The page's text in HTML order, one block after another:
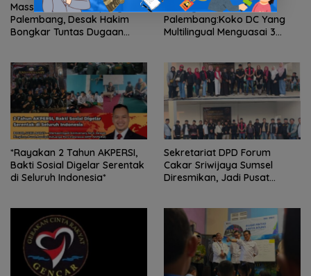
Massa SIRA-PST Kepung PN
Palembang, Desak Hakim
Bongkar Tuntas Dugaan
MC Legend Asal
Palembang:Koko DC Yang
Multilingual Menguasai 3
Nasional”
*Rayakan 2 Tahun AKPERSI,
Bakti Sosial Digelar Serentak
di Seluruh Indonesia*
Sekretariat DPD Forum
Cakar Sriwijaya Sumsel
Diresmikan, Jadi Pusat